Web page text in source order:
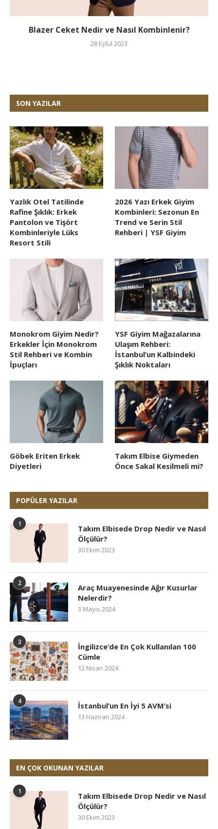
Blazer Ceket Nedir ve Nasıl Kombinlenir?
28 Eylül 2023
SON YAZILAR
Yazlık Otel Tatilinde
Rafine Şıklık: Erkek
Pantolon ve Tişört
Kombinleriyle Lüks
Resort Stili
2026 Yazı Erkek Giyim
Kombinleri: Sezonun En
Trend ve Serin Stil
Rehberi | YSF Giyim
Monokrom Giyim Nedir?
Erkekler İçin Monokrom
Stil Rehberi ve Kombin
İpuçları
YSF Giyim Mağazalarına
Ulaşım Rehberi:
İstanbul’un Kalbindeki
Şıklık Noktaları
Göbek Eriten Erkek
Diyetleri
Takım Elbise Giymeden
Önce Sakal Kesilmeli mi?
POPÜLER YAZILAR
1
Takım Elbisede Drop Nedir ve Nasıl
Ölçülür?
30 Ekim 2023
2
Araç Muayenesinde Ağır Kusurlar
Nelerdir?
3 Mayıs 2024
3
İngilizce’de En Çok Kullanılan 100
Cümle
12 Nisan 2024
4 İstanbul’un En İyi 5 AVM’si
13 Haziran 2024
EN ÇOK OKUNAN YAZILAR
1
Takım Elbisede Drop Nedir ve Nasıl
Ölçülür?
30 Ekim 2023